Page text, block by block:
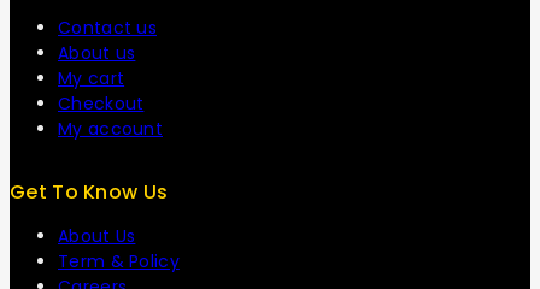
Contact us
About us
My cart
Checkout
My account
Get To Know Us
About Us
Term & Policy